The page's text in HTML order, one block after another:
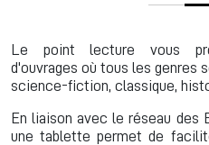
Le point lecture vous
d'ouvrages où tous les genres
science-fiction, classique,
En liaison avec le réseau des
une tablette permet de